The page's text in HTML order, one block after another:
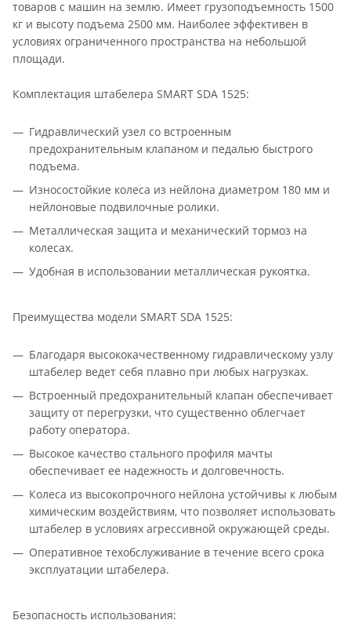
товаров с машин на землю. Имеет грузоподъемность 1500
кг и высоту подъема 2500 мм. Наиболее эффективен в
условиях ограниченного пространства на небольшой
площади.
Комплектация штабелера SMART SDA 1525:
Гидравлический узел со встроенным
предохранительным клапаном и педалью быстрого
подъема.
Износостойкие колеса из нейлона диаметром 180 мм и
нейлоновые подвилочные ролики.
Металлическая защита и механический тормоз на
колесах.
Удобная в использовании металлическая рукоятка.
Преимущества модели SMART SDA 1525:
Благодаря высококачественному гидравлическому узлу
штабелер ведет себя плавно при любых нагрузках.
Встроенный предохранительный клапан обеспечивает
защиту от перегрузки, что существенно облегчает
работу оператора.
Высокое качество стального профиля мачты
обеспечивает ее надежность и долговечность.
Колеса из высокопрочного нейлона устойчивы к любым
химическим воздействиям, что позволяет использовать
штабелер в условиях агрессивной окружающей среды.
Оперативное техобслуживание в течение всего срока
эксплуатации штабелера.
Безопасность использования: